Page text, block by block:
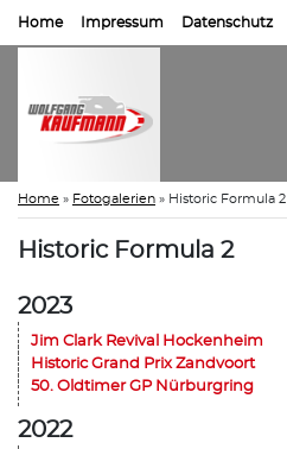
Home Impressum Datenschutz
Home » Fotogalerien » Historic Formula 2
Historic Formula 2
2023
Jim Clark Revival Hockenheim
Historic Grand Prix Zandvoort
50. Oldtimer GP Nürburgring
2022